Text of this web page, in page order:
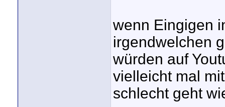
wenn Eingigen
irgendwelchen
würden auf
vielleicht mal
schlecht geht